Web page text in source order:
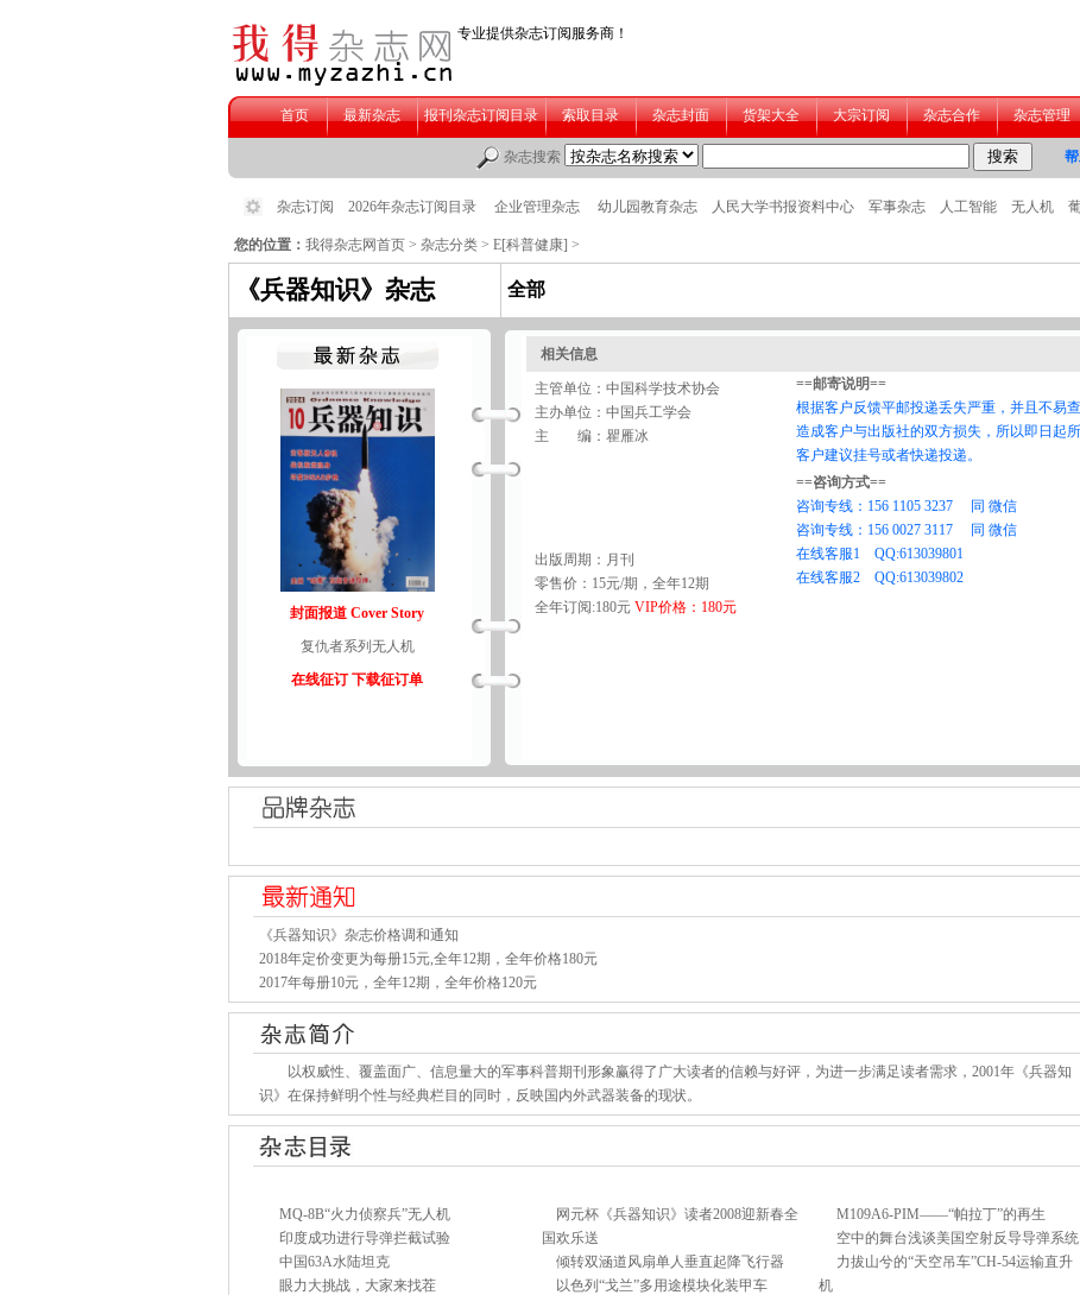
您的位置： 我得杂志网首页 > 杂志分类 > E[科普健康] >
《兵器知识》杂志 全部
封面报道 Cover Story
复仇者系列无人机
在线征订 下载征订单
相关信息
主管单位：中国科学技术协会
主办单位：中国兵工学会
主 编：瞿雁冰
出版周期：月刊
零售价：15元/期，全年12期
全年订阅:180元 VIP价格：180元
《兵器知识》杂志价格调和通知
2018年定价变更为每册15元,全年12期，全年价格180元
2017年每册10元，全年12期，全年价格120元
以权威性、覆盖面广、信息量大的军事科普期刊形象赢得了广大读者的信赖与好评，为进一步满足读者需求，2001年《兵器知
识》在保持鲜明个性与经典栏目的同时，反映国内外武器装备的现状。
MQ-8B“火力侦察兵”无人机
印度成功进行导弹拦截试验
中国63A水陆坦克
眼力大挑战，大家来找茬
网元杯《兵器知识》读者2008迎新春全
国欢乐送
倾转双涵道风扇单人垂直起降飞行器
以色列“戈兰”多用途模块化装甲车
M109A6-PIM——“帕拉丁”的再生
空中的舞台浅谈美国空射反导导弹系统
力拔山兮的“天空吊车”CH-54运输直升
机